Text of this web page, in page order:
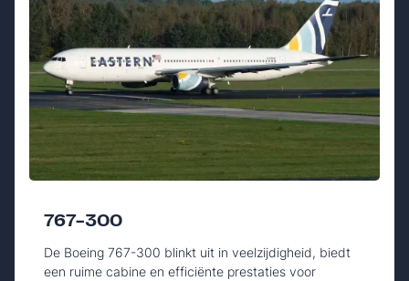
767-300
De Boeing 767-300 blinkt uit in veelzijdigheid, biedt
een ruime cabine en efficiënte prestaties voor